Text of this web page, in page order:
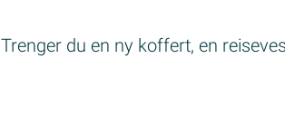
Trenger du en ny koffert, en